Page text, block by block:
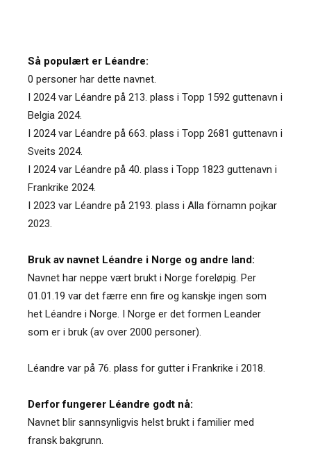
Så populært er Léandre:
0 personer har dette navnet.
I 2024 var Léandre på 213. plass i Topp 1592 guttenavn i
Belgia 2024.
I 2024 var Léandre på 663. plass i Topp 2681 guttenavn i
Sveits 2024.
I 2024 var Léandre på 40. plass i Topp 1823 guttenavn i
Frankrike 2024.
I 2023 var Léandre på 2193. plass i Alla förnamn pojkar
2023.
Bruk av navnet Léandre i Norge og andre land:
Navnet har neppe vært brukt i Norge foreløpig. Per
01.01.19 var det færre enn fire og kanskje ingen som
het Léandre i Norge. I Norge er det formen Leander
som er i bruk (av over 2000 personer).
Léandre var på 76. plass for gutter i Frankrike i 2018.
Derfor fungerer Léandre godt nå:
Navnet blir sannsynligvis helst brukt i familier med
fransk bakgrunn.